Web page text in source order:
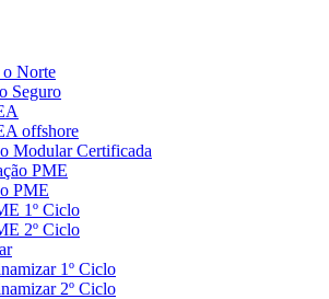
o Norte
Seguro
offshore
Modular Certificada
PME
PME
1º Ciclo
2º Ciclo
1º Ciclo
2º Ciclo